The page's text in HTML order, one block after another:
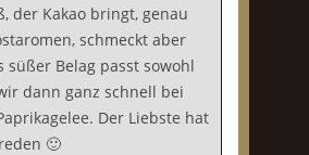
der Kakao bringt, genau
schmeckt aber
süßer Belag passt sowohl
dann ganz schnell bei
Der Liebste hat
🙂